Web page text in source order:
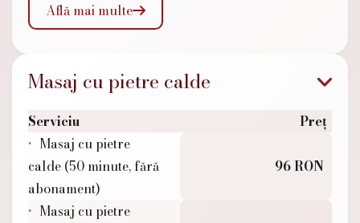
Află mai multe
Masaj cu pietre calde
Serviciu
Preț
Masaj cu pietre
calde (50 minute, fără
abonament)
96 RON
Masaj cu pietre